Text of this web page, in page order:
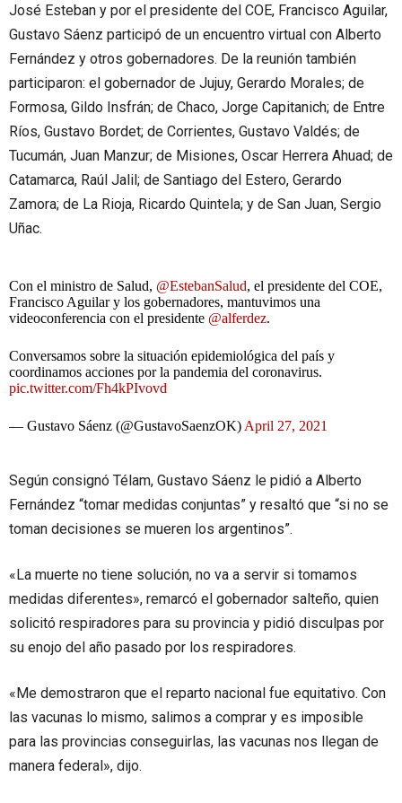
José Esteban y por el presidente del COE, Francisco Aguilar,
Gustavo Sáenz participó de un encuentro virtual con Alberto
Fernández y otros gobernadores. De la reunión también
participaron: el gobernador de Jujuy, Gerardo Morales; de
Formosa, Gildo Insfrán; de Chaco, Jorge Capitanich; de Entre
Ríos, Gustavo Bordet; de Corrientes, Gustavo Valdés; de
Tucumán, Juan Manzur; de Misiones, Oscar Herrera Ahuad; de
Catamarca, Raúl Jalil; de Santiago del Estero, Gerardo
Zamora; de La Rioja, Ricardo Quintela; y de San Juan, Sergio
Uñac.
Con el ministro de Salud, @EstebanSalud, el presidente del COE,
Francisco Aguilar y los gobernadores, mantuvimos una
videoconferencia con el presidente @alferdez.
Conversamos sobre la situación epidemiológica del país y
coordinamos acciones por la pandemia del coronavirus.
pic.twitter.com/Fh4kPIvovd
— Gustavo Sáenz (@GustavoSaenzOK) April 27, 2021
Según consignó Télam, Gustavo Sáenz le pidió a Alberto
Fernández “tomar medidas conjuntas” y resaltó que “si no se
toman decisiones se mueren los argentinos”.
«La muerte no tiene solución, no va a servir si tomamos
medidas diferentes», remarcó el gobernador salteño, quien
solicitó respiradores para su provincia y pidió disculpas por
su enojo del año pasado por los respiradores.
«Me demostraron que el reparto nacional fue equitativo. Con
las vacunas lo mismo, salimos a comprar y es imposible
para las provincias conseguirlas, las vacunas nos llegan de
manera federal», dijo.